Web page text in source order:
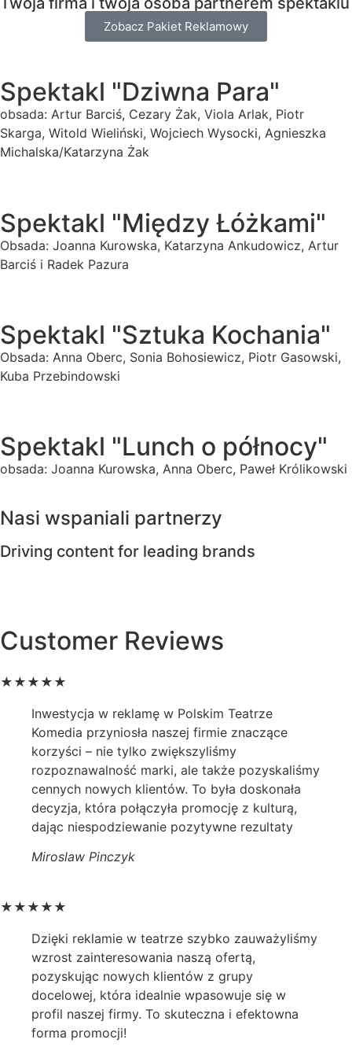
Zobacz Pakiet Reklamowy
Spektakl "Dziwna Para"
obsada: Artur Barciś, Cezary Żak, Viola Arlak, Piotr
Skarga, Witold Wieliński, Wojciech Wysocki, Agnieszka
Michalska/Katarzyna Żak
Spektakl "Między Łóżkami"
Obsada: Joanna Kurowska, Katarzyna Ankudowicz, Artur
Barciś i Radek Pazura
Spektakl "Sztuka Kochania"
Obsada: Anna Oberc, Sonia Bohosiewicz, Piotr Gasowski,
Kuba Przebindowski
Spektakl "Lunch o północy"
obsada: Joanna Kurowska, Anna Oberc, Paweł Królikowski
Nasi wspaniali partnerzy
Driving content for leading brands
Customer Reviews
★ ★ ★ ★ ★
Inwestycja w reklamę w Polskim Teatrze
Komedia przyniosła naszej firmie znaczące
korzyści – nie tylko zwiększyliśmy
rozpoznawalność marki, ale także pozyskaliśmy
cennych nowych klientów. To była doskonała
decyzja, która połączyła promocję z kulturą,
dając niespodziewanie pozytywne rezultaty
Miroslaw Pinczyk
★ ★ ★ ★ ★
Dzięki reklamie w teatrze szybko zauważyliśmy
wzrost zainteresowania naszą ofertą,
pozyskując nowych klientów z grupy
docelowej, która idealnie wpasowuje się w
profil naszej firmy. To skuteczna i efektowna
forma promocji!